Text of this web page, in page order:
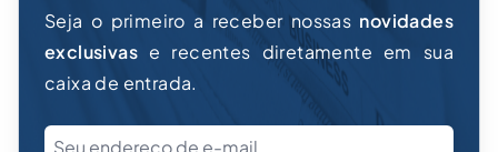
Seja o primeiro a receber nossas novidades
exclusivas e recentes diretamente em sua
caixa de entrada.